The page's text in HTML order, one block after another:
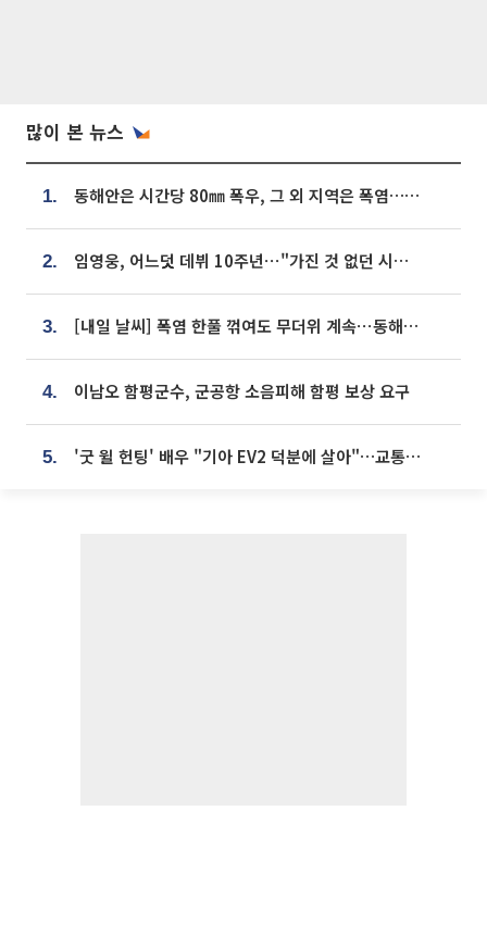
많이 본 뉴스
1. 동해안은 시간당 80㎜ 폭우, 그 외 지역은 폭염…‘극과 극 날씨’
2. 임영웅, 어느덧 데뷔 10주년⋯"가진 것 없던 시절, 내 앞엔 20명의 팬뿐"
3. [내일 날씨] 폭염 한풀 꺾여도 무더위 계속⋯동해안 이틀 연속 비
4. 이남오 함평군수, 군공항 소음피해 함평 보상 요구
5. '굿 윌 헌팅' 배우 "기아 EV2 덕분에 살아"…교통사고 후 안전성 극찬